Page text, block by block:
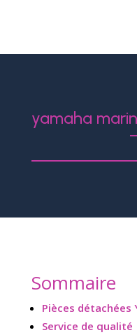
yamaha
Sommaire
Pièces détachées
Service de qualité